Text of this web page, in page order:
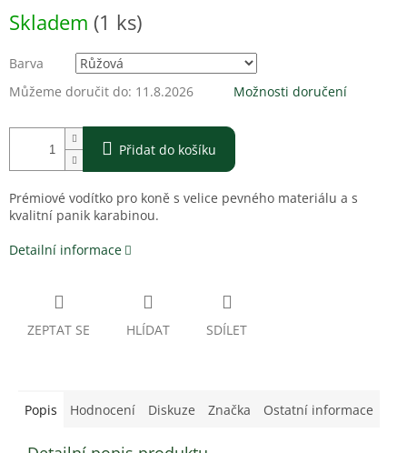
cena:
Skladem (1 ks)
Barva
Můžeme doručit do: 11.8.2026 Možnosti doručení
Přidat do košíku
Prémiové vodítko pro koně s velice pevného materiálu a s
kvalitní panik karabinou.
Detailní informace
ZEPTAT SE HLÍDAT SDÍLET
Popis Hodnocení Diskuze Značka Ostatní informace